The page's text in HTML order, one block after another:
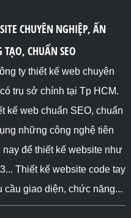
CHUYÊN NGHIỆP, ẤN
CHUẨN SEO
ty thiết kế web chuyên
trụ sở chính tại Tp HCM.
kế web chuẩn SEO, chuẩn
những công nghệ tiên
nay để thiết kế website như
Thiết kế website code tay
cầu giao diện, chức năng...